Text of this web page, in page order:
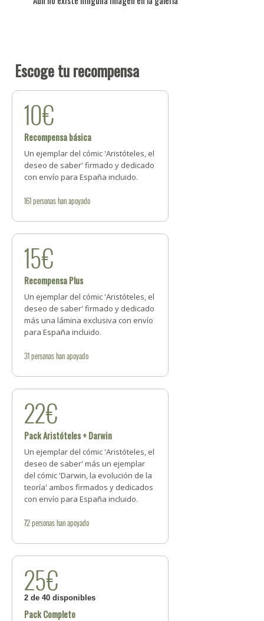
Escoge tu recompensa
10€
Recompensa básica
Un ejemplar del cómic 'Aristóteles, el
deseo de saber' firmado y dedicado
con envío para España incluido.
161personashan apoyado
15€
Recompensa Plus
Un ejemplar del cómic 'Aristóteles, el
deseo de saber' firmado y dedicado
más una lámina exclusiva con envío
para España incluido.
31personashan apoyado
22€
Pack Aristóteles + Darwin
Un ejemplar del cómic 'Aristóteles, el
deseo de saber' más un ejemplar
del cómic 'Darwin, la evolución de la
teoría' ambos firmados y dedicados
con envío para España incluido.
72personashan apoyado
25€
2 de 40 disponibles
Pack Completo